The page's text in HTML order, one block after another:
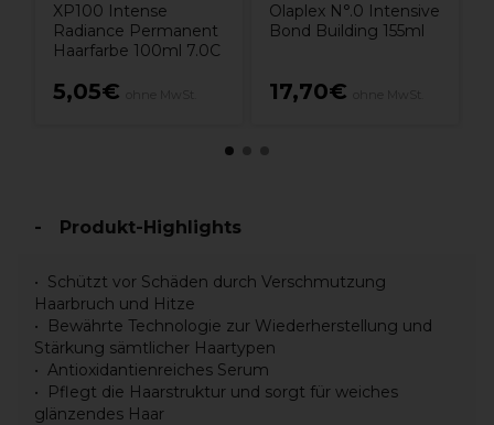
XP100 Intense
Radiance Permanent
Haarfarbe 100ml 7.0C
5,05€
Olaplex N°.0 Intensive
Bond Building 155ml
17,70€
Produkt-Highlights
Schützt vor Schäden durch Verschmutzung
Haarbruch und Hitze
Bewährte Technologie zur Wiederherstellung und
Stärkung sämtlicher Haartypen
Antioxidantienreiches Serum
Pflegt die Haarstruktur und sorgt für weiches
glänzendes Haar